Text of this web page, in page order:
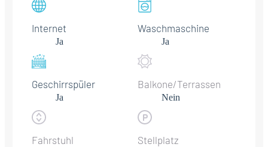
Internet
Ja
Waschmaschine
Ja
Geschirrspüler
Ja
Balkone/Terrassen
Nein
Fahrstuhl Stellplatz